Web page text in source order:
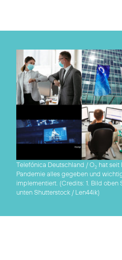
Telefónica Deutschland / O2 hat seit
Pandemie alles gegeben und
implementiert. (Credits: 1. Bild oben
unten Shutterstock / Len44ik)